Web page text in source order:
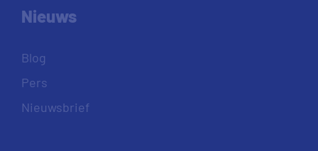
Nieuws
Blog
Pers
Nieuwsbrief